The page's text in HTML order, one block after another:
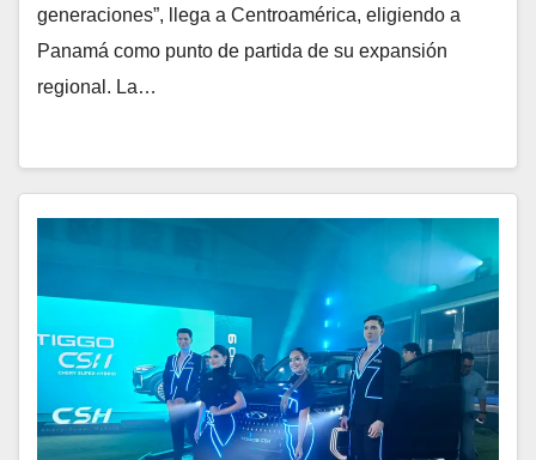
generaciones”, llega a Centroamérica, eligiendo a
Panamá como punto de partida de su expansión
regional. La…